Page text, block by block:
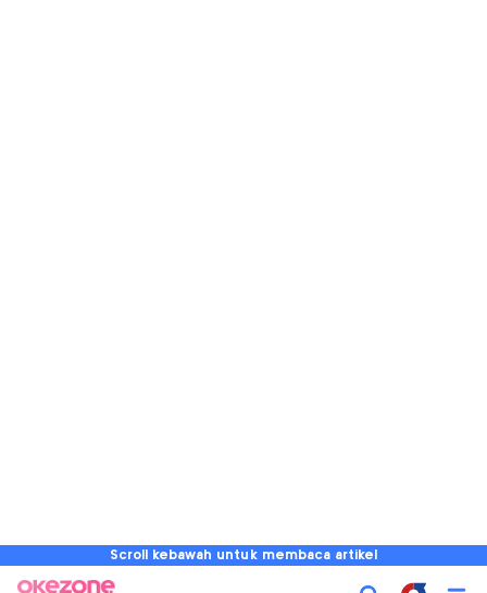
Scroll kebawah untuk membaca artikel